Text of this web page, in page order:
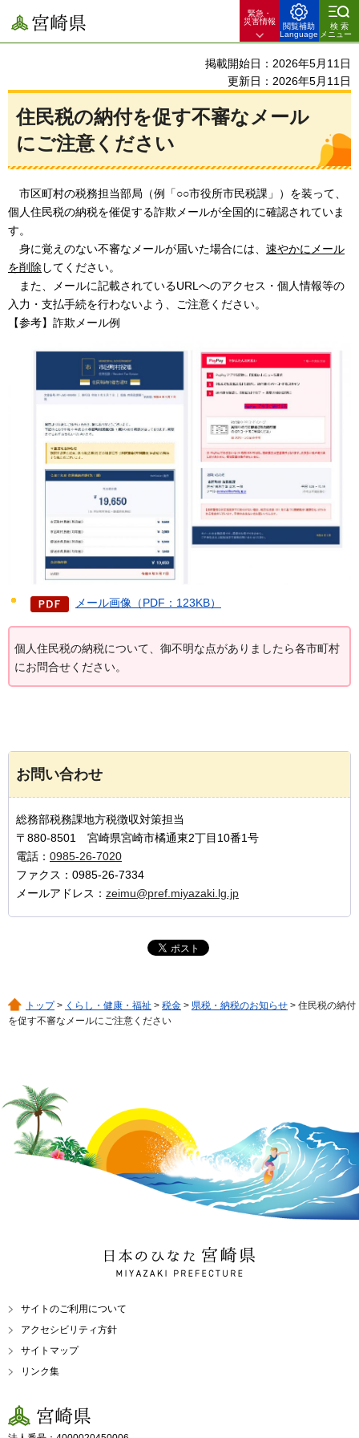
宮崎県
緊急・
災害情報
閲覧補助
Language
検索
メニュー
掲載開始日：2026年5月11日
更新日：2026年5月11日
住民税の納付を促す不審なメール
にご注意ください
市区町村の税務担当部局（例「○○市役所市⺠税課」）を装って、
個⼈住⺠税の納税を催促する詐欺メールが全国的に確認されていま
す。
身に覚えのない不審なメールが届いた場合には、 速やかにメール
を削除 してください。
ま た、メールに記載されているURLへのアクセス・個⼈情報等の
⼊⼒・⽀払⼿続を⾏わないよう、ご注意ください。
【参考】詐欺メール例
メール画像（PDF：123KB）
個人住民税の納税について、御不明な点がありましたら各市町村
にお問合せください。
お問い合わせ
総務部税務課地方税徴収対策担当
〒880-8501 宮崎県宮崎市橘通東2丁目10番1号
電話： 0985-26-7020
ファクス：0985-26-7334
メールアドレス： zeimu@pref.miyazaki.lg.jp
トップ> くらし・健康・福祉 > 税金 > 県税・納税のお知らせ > 住民税の納付
を促す不審なメールにご注意ください
日本のひなた 宮崎県
MIYAZAKI PREFECTURE
サイトのご利用について
アクセシビリティ方針
サイトマップ
リンク集
宮崎県